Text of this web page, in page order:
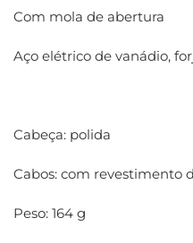
Com mola de abertura
Aço elétrico de vanádio,
Cabeça: polida
Cabos: com revestimento
Peso: 164 g